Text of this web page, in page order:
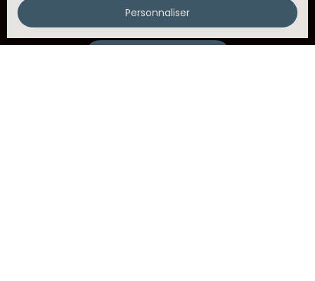
politique de confidentialité.
Personnaliser